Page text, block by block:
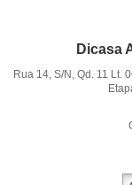
Dicasa
Rua 14, S/N, Qd. 11 Lt.